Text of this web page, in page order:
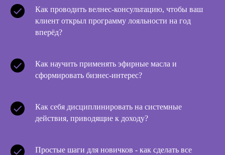
Как проводить велнес-консультацию, чтобы ваш
клиент открыл программу лояльности на год
вперёд?
Как научить применять эфирные масла и
сформировать бизнес-интерес?
Как себя дисциплинировать на системные
действия, приводящие к доходу?
Простые шаги для новичков - как сделать все